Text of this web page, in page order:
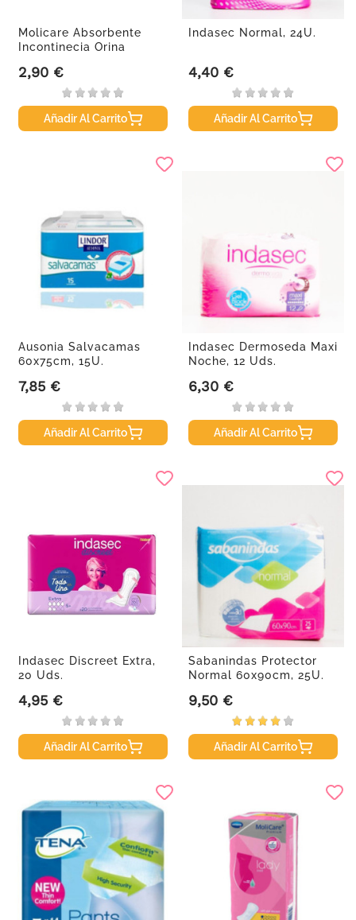
Molicare Absorbente
Incontinecia Orina
Precio
2,90 €
Añadir Al Carrito
Indasec Normal, 24U.
Precio
4,40 €
Añadir Al Carrito
Ausonia Salvacamas
60x75cm, 15U.
Precio
7,85 €
Añadir Al Carrito
Indasec Dermoseda Maxi
Noche, 12 Uds.
Precio
6,30 €
Añadir Al Carrito
Indasec Discreet Extra,
20 Uds.
Precio
4,95 €
Añadir Al Carrito
Sabanindas Protector
Normal 60x90cm, 25U.
Precio
9,50 €
Añadir Al Carrito